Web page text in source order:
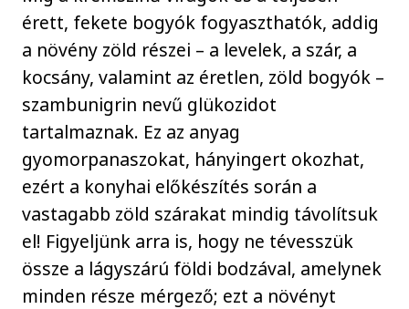
érett, fekete bogyók fogyaszthatók, addig
a növény zöld részei – a levelek, a szár, a
kocsány, valamint az éretlen, zöld bogyók –
szambunigrin nevű glükozidot
tartalmaznak. Ez az anyag
gyomorpanaszokat, hányingert okozhat,
ezért a konyhai előkészítés során a
vastagabb zöld szárakat mindig távolítsuk
el! Figyeljünk arra is, hogy ne tévesszük
össze a lágyszárú földi bodzával, amelynek
minden része mérgező; ezt a növényt